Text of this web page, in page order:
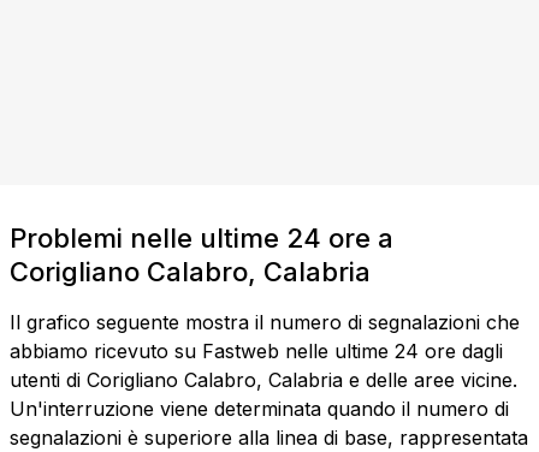
Problemi nelle ultime 24 ore a
Corigliano Calabro, Calabria
Il grafico seguente mostra il numero di segnalazioni che
abbiamo ricevuto su Fastweb nelle ultime 24 ore dagli
utenti di Corigliano Calabro, Calabria e delle aree vicine.
Un'interruzione viene determinata quando il numero di
segnalazioni è superiore alla linea di base, rappresentata